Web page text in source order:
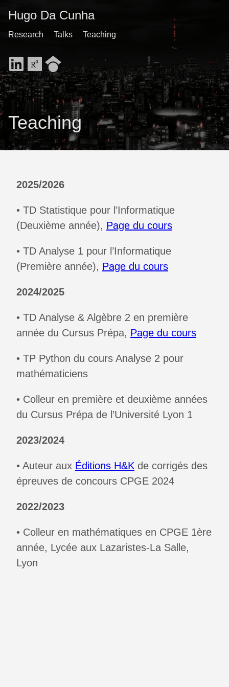
Hugo Da Cunha
Research Talks Teaching
Teaching
2025/2026
• TD Statistique pour l’Informatique
(Deuxième année), Page du cours
• TD Analyse 1 pour l’Informatique
(Première année), Page du cours
2024/2025
• TD Analyse & Algèbre 2 en première
année du Cursus Prépa, Page du cours
• TP Python du cours Analyse 2 pour
mathématiciens
• Colleur en première et deuxième années
du Cursus Prépa de l’Université Lyon 1
2023/2024
• Auteur aux Éditions H&K de corrigés des
épreuves de concours CPGE 2024
2022/2023
• Colleur en mathématiques en CPGE 1ère
année, Lycée aux Lazaristes-La Salle,
Lyon